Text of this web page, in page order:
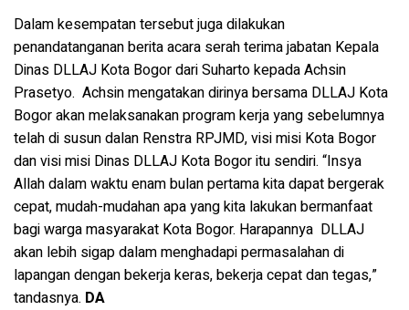
Dalam kesempatan tersebut juga dilakukan
penandatanganan berita acara serah terima jabatan Kepala
Dinas DLLAJ Kota Bogor dari Suharto kepada Achsin
Prasetyo. Achsin mengatakan dirinya bersama DLLAJ Kota
Bogor akan melaksanakan program kerja yang sebelumnya
telah di susun dalan Renstra RPJMD, visi misi Kota Bogor
dan visi misi Dinas DLLAJ Kota Bogor itu sendiri. “Insya
Allah dalam waktu enam bulan pertama kita dapat bergerak
cepat, mudah-mudahan apa yang kita lakukan bermanfaat
bagi warga masyarakat Kota Bogor. Harapannya DLLAJ
akan lebih sigap dalam menghadapi permasalahan di
lapangan dengan bekerja keras, bekerja cepat dan tegas,”
tandasnya. DA